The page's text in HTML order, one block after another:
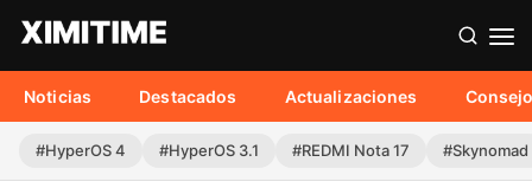
Noticias Destacados Actualizaciones
#HyperOS 4 #HyperOS 3.1 #REDMI Nota 17 #Skynomad